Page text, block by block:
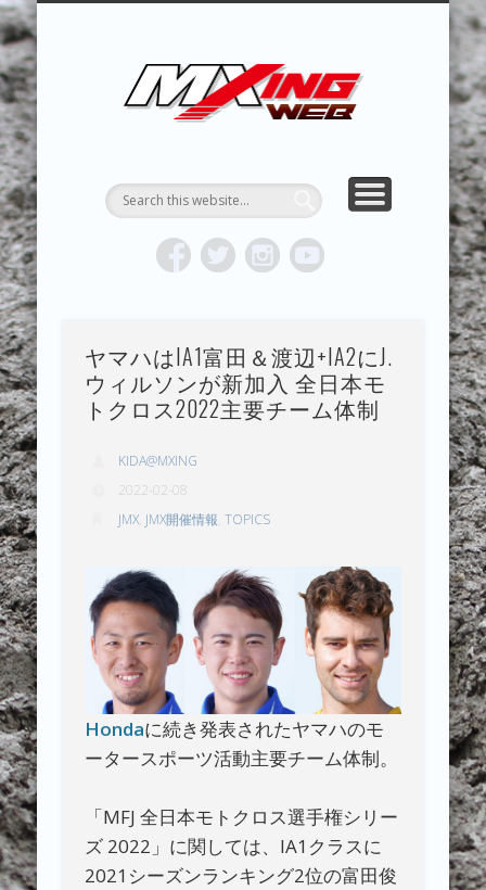
トク
HOME
TOPICS
ABOUT MX
RESULTS
REPORT
MXING & MXING＋PLUS
HYPER MXING
CONTACT
ヤマハはIA1富田＆渡辺+IA2にJ.
ウィルソンが新加入 全日本モ
トクロス2022主要チーム体制
KIDA@MXING
2022-02-08
JMX, JMX開催情報,TOPICS
Hondaに続き発表されたヤマハのモ
ータースポーツ活動主要チーム体制。
「MFJ 全日本モトクロス選手権シリー
ズ 2022」に関しては、IA1クラスに
2021シーズンランキング2位の富田俊